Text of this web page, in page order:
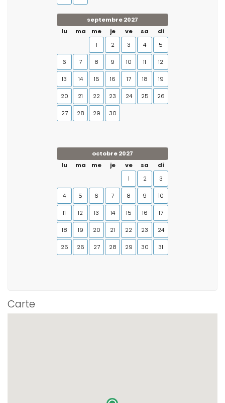
septembre 2027
lu
ma me je ve sa
di
1
2 3 4 5
6 7 8 9 10 11 12
13 14 15 16 17 18 19
20 21 22 23 24 25 26
27 28 29 30
octobre 2027
lu
ma me je ve sa
di
1
2 3
4 5 6 7 8 9 10
11 12 13 14 15 16 17
18 19 20 21 22 23 24
25 26 27 28 29 30 31
Carte